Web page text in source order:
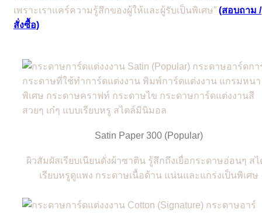
เพราะเราแคร์ความรู้สึกของผู้ให้และผู้รับเป็นพิเศษ” (สอบถาม /
สั่งซื้อ)
Satin Paper 300 (Popular)
ผิวสัมผัสเรียบเนียนดั่งผ้าซาติน รู้สึกถึงเยื่อกระดาษอ่อนๆ สไ
เรียบหรูดูแพง กระดาษเนื้อด้าน แน่นและแกร่งเป็นพิเศษ